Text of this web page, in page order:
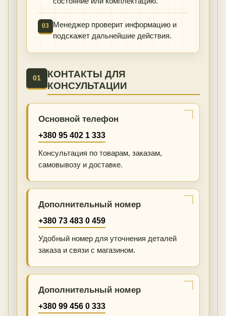
03
Менеджер проверит информацию и
подскажет дальнейшие действия.
01
КОНТАКТЫ ДЛЯ
КОНСУЛЬТАЦИИ
Основной телефон
+380 95 402 1 333
Консультация по товарам, заказам,
самовывозу и доставке.
Дополнительный номер
+380 73 483 0 459
Удобный номер для уточнения деталей
заказа и связи с магазином.
Дополнительный номер
+380 99 456 0 333